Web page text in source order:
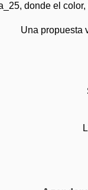
donde el
Una propuesta